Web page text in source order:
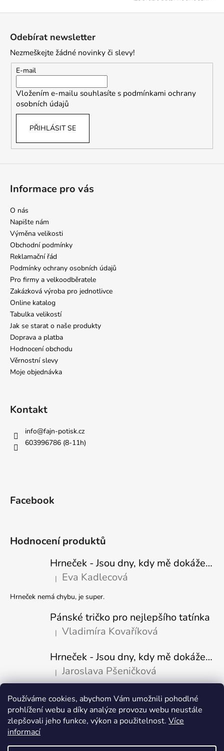
Používáme cookies, abychom Vám umožnili pohodlné
prohlížení webu a díky analýze provozu webu neustále
zlepšovali jeho funkce, výkon a použitelnost. Více
informací
Odebírat newsletter
Nezmeškejte žádné novinky či slevy!
E-mail
Vložením e-mailu souhlasíte s podmínkami ochrany
osobních údajů
PŘIHLÁSIT SE
Informace pro vás
O nás
Napište nám
Výměna velikosti
Obchodní podmínky
Reklamační řád
Podmínky ochrany osobních údajů
Pro firmy a velkoodběratele
Zakázková výroba pro jednotlivce
Online katalog
Tabulka velikostí
Jak se starat o naše produkty
Doprava a platba
Hodnocení obchodu
Věrnostní slevy
Moje objednávka
Kontakt
info@fajn-potisk.cz
603996786 (8-11h)
Facebook
Hodnocení produktů
Hrneček - Jsou dny, kdy mě dokáže nasrat i vzduch - Sova
Hodnocení produktu je 5 z 5 hvězdiček.
| Eva Kadlecová
Hrneček nemá chybu, je super.
Pánské tričko pro nejlepšího tatínka
Hodnocení produktu je 5 z 5 hvězdiček.
| Vladimíra Kovaříková
Hrneček - Jsou dny, kdy mě dokáže nasrat i vzduch-naštvaný pejsek
Hodnocení produktu je 5 z 5 hvězdiček.
| Jaroslava Pšeničková
Přijímáme online platby